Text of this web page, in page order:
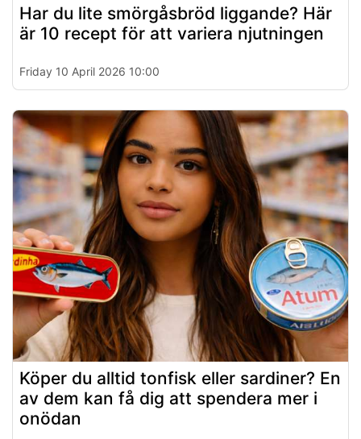
Har du lite smörgåsbröd liggande? Här
är 10 recept för att variera njutningen
Friday 10 April 2026 10:00
Köper du alltid tonfisk eller sardiner? En
av dem kan få dig att spendera mer i
onödan